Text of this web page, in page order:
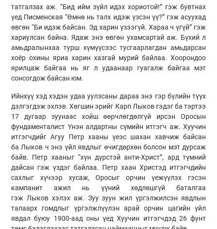
татгалзах аж. “Бид ийм зүйл идэх хориотой!” гэж бувтнах
үед Писменская “Өмнө нь талх идэж үзсэн үү?” гэж асуухад
өвгөн “Би идэж байсан. Эд харин үзээгүй. Хараа ч үгүй” гэж
хариулсан байна. Ядаж энэ өвгөн ухамсартай аж. Бүхий л
амьдралынхаа турш хүмүүсээс тусгаарлагдан амьдарсан
хоёр охины яриа харин хазгай мурий байлаа. Хоорондоо
ярилцаж байгаа нь яг л удаанаар гуагалж байгаа мэт
сонсогдож байсан юм.
Ийнхүү хэд хэдэн удаа уулзсаны дараа энэ гэр бүлийн түүх
дэлгэгдэж эхлэв. Хөгшин эрийг Карп Лыковгэдэг ба тэртээ
17 дугаар зуунаас хойш өөрчлөгдөлгүй ирсэн Оросын
фундаменталист Үнэн алдартны сүмийн итгэгч аж. Хуучин
итгэгчдийг Агуу Петр хааны үеэс шахан хавчиж байсан
ба Лыков ч энэ үйл явдлыг өчигдөрхөн болсон мэт дурсаж
байв. Петр хааныг “хүн дүрстэйанти-Христ”, ард түмний
дайсан гэж үздэг байлаа. Петр хаан Христэд итгэгчдийн
сахлыг хүчээр хусаж, Оросыг орчинүежүүлэх гэсэн
кампанит ажил нь үүний хөдлөшгүй баталгаа
гэж Лыковхэлэх аж. Зуу зуун жил үргэлжилсэн явдлын
талаарх гомдлыг үргэлжлүүлэн арай орчин цагийн үйл
явдал буюу 1900-аад оны үед Хуучин итгэгчдэд 26 фунт